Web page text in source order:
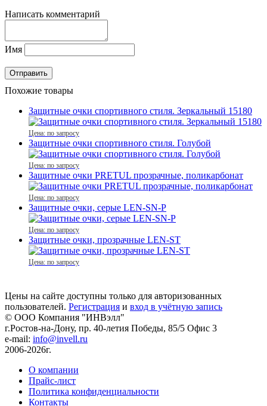
Написать комментарий
Имя
Похожие товары
Защитные очки спортивного стиля. Зеркальный 15180
Цена: по запросу
Защитные очки спортивного стиля. Голубой
Цена: по запросу
Защитные очки PRETUL прозрачные, поликарбонат
Цена: по запросу
Защитные очки, серые LEN-SN-P
Цена: по запросу
Защитные очки, прозрачные LEN-ST
Цена: по запросу
Цены на сайте доступны только для авторизованных
пользователей. Регистрация и вход в учётную запись
© ООО Компания "ИНВэлл"
г.Ростов-на-Дону, пр. 40-летия Победы, 85/5 Офис 3
e-mail: info@invell.ru
2006-2026г.
О компании
Прайс-лист
Политика конфиденциальности
Контакты